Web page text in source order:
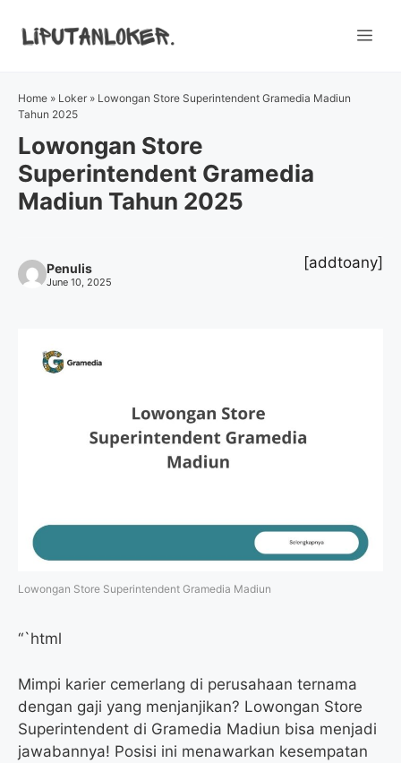
Home » Loker » Lowongan Store Superintendent Gramedia Madiun
Tahun 2025
Lowongan Store
Superintendent Gramedia
Madiun Tahun 2025
Penulis
June 10, 2025
[addtoany]
Lowongan Store Superintendent Gramedia Madiun
“`html
Mimpi karier cemerlang di perusahaan ternama
dengan gaji yang menjanjikan? Lowongan Store
Superintendent di Gramedia Madiun bisa menjadi
jawabannya! Posisi ini menawarkan kesempatan